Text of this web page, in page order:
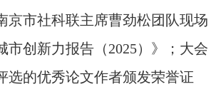
京市社科联主席曹劲松团队现场
市创新力报告（2025） 》；大会
选的优秀论文作者颁发荣誉证